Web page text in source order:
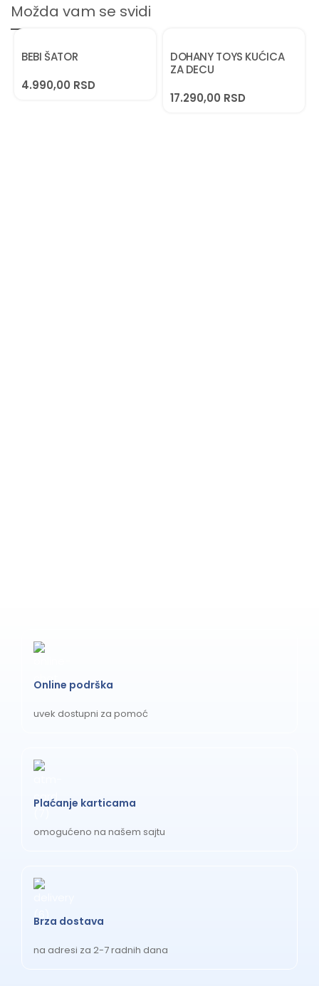
Možda vam se svidi
BEBI ŠATOR
4.990,00 RSD
DOHANY TOYS KUĆICA
ZA DECU
17.290,00 RSD
Online podrška
uvek dostupni za pomoć
Plaćanje karticama
omogućeno na našem sajtu
Brza dostava
na adresi za 2-7 radnih dana